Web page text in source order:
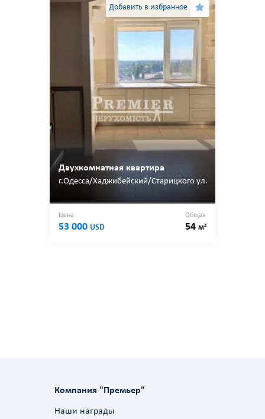
Добавить в избранное
Двухкомнатная квартира
г.Одесса/Хаджибейский/Старицкого ул.
Цена
53 000 USD
Общая
54 м2
Компания "Премьер"
Наши награды